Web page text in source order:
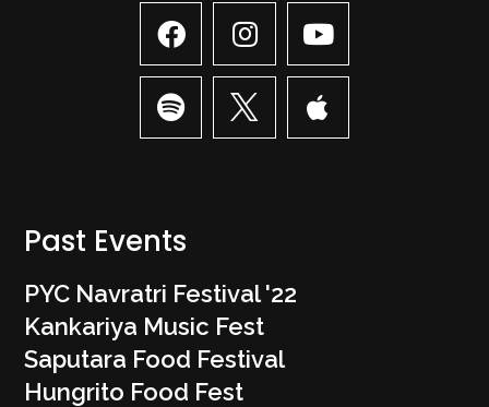
Past Events
PYC Navratri Festival '22
Kankariya Music Fest
Saputara Food Festival
Hungrito Food Fest